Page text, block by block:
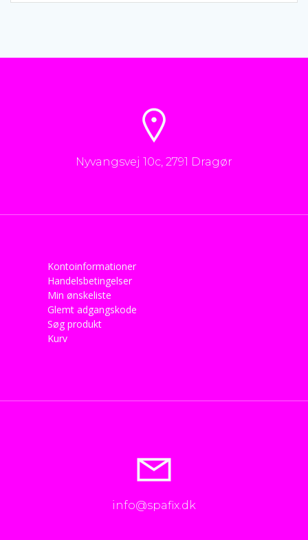
Nyvangsvej 10c, 2791 Dragør
Kontoinformationer
Handelsbetingelser
Min ønskeliste
Glemt adgangskode
Søg produkt
Kurv
info@spafix.dk